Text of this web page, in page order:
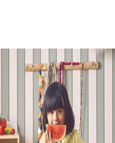
160 x 230 cm 120 x 160 cm